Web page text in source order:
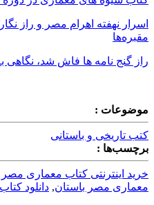
اسرار نهفته اهرام مصر و راز
مقبره‌ها
راز گنج نامه ها فاش شد، نگاهی به
موضوعات :
کتب تاریخی و باستانی
برچسب‌ها :
خرید اینترنتی کتاب معماری مصر
معماری مصر باستان, دانلود